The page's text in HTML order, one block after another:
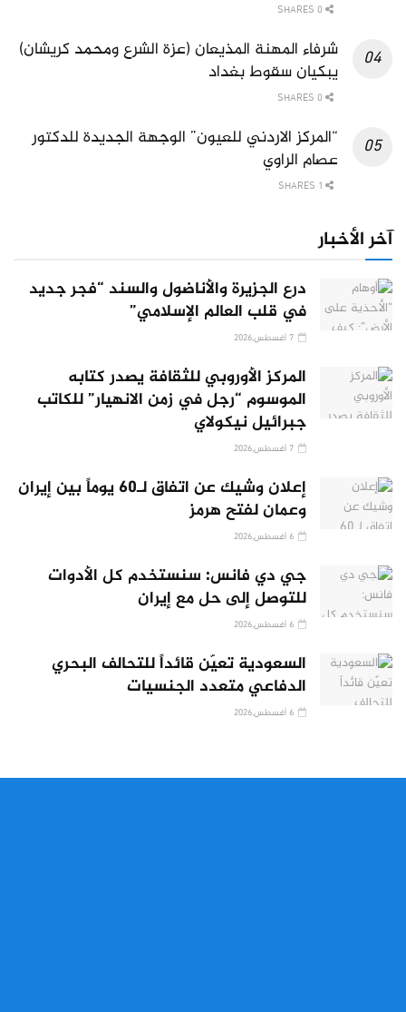
شرفاء المهنة المذيعان (عزة الشرع ومحمد كريشان)
يبكيان سقوط بغداد
“المركز الاردني للعيون” الوجهة الجديدة للدكتور
عصام الراوي
آخر الأخبار
درع الجزيرة والأناضول والسند “فجر جديد
في قلب العالم الإسلامي”
المركز الأوروبي للثقافة يصدر كتابه
الموسوم “رجل في زمن الانهيار” للكاتب
جبرائيل نيكولاي
إعلان وشيك عن اتفاق لـ60 يوماً بين إيران
وعمان لفتح هرمز
جي دي فانس: سنستخدم كل الأدوات
للتوصل إلى حل مع إيران
السعودية تعيّن قائداً للتحالف البحري
الدفاعي متعدد الجنسيات